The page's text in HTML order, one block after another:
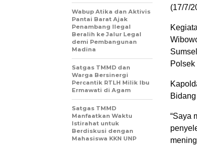
(17/7/
“Saya
Wabup Atika dan Aktivis
Pantai Barat Ajak
Penambang Ilegal
Beralih ke Jalur Legal
demi Pembangunan
Madina
Satgas TMMD dan
Warga Bersinergi
Percantik RTLH Milik Ibu
Ermawati di Agam
Satgas TMMD
Manfaatkan Waktu
Istirahat untuk
Berdiskusi dengan
Mahasiswa KKN UNP